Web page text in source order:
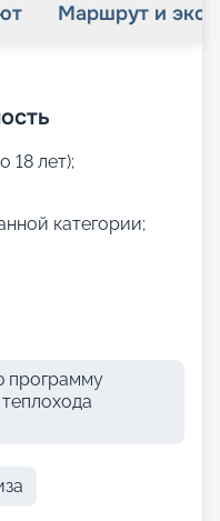
Маршрут и
18 лет);
категории;
программу